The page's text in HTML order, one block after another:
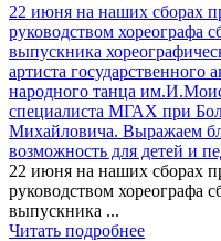
22 июня на наших сборах
руководством хореографа
выпускника
артиста государственного
народного танца
специалиста МГАХ при
Михайловича. Выражаем
возможность для детей и
22 июня на наших сборах
руководством хореографа
выпускника ...
Читать подробнее